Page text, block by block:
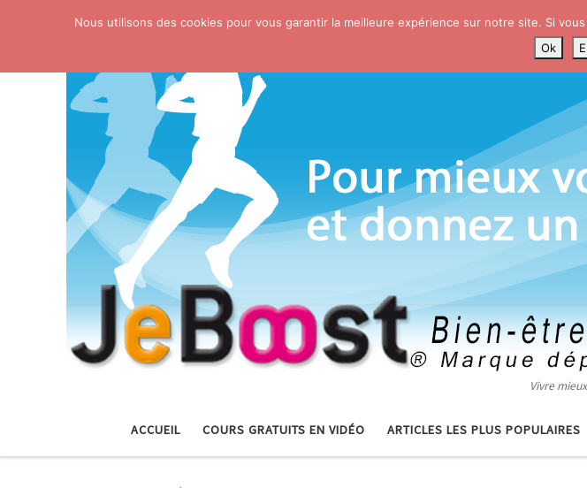
Skip to content
Vivre
ACCUEIL COURS GRATUITS EN VIDÉO ARTICLES LES PLUS POPULAIRES
Nous utilisons des cookies pour vous garantir la meilleure expérience sur notre site. Si
Ok